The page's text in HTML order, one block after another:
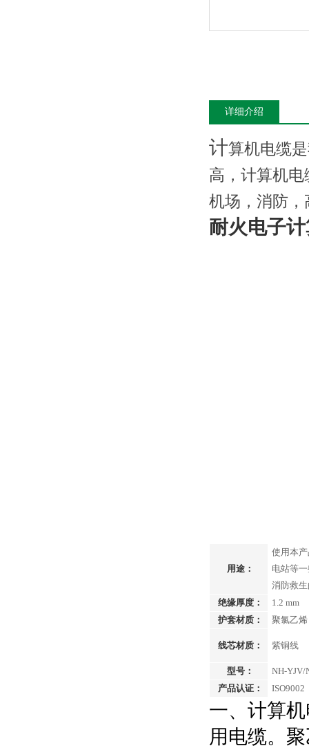
详细介绍
计算机电缆
高，计算机
机场，消防
耐火电子
用途：
使用本
电站等
消防救
绝缘厚度：
1.2 mm
护套材质：
聚氯乙烯
线芯材质： 紫铜线
型号：
NH-YJV/
产品认证：
ISO9002
一、计算
用电缆。